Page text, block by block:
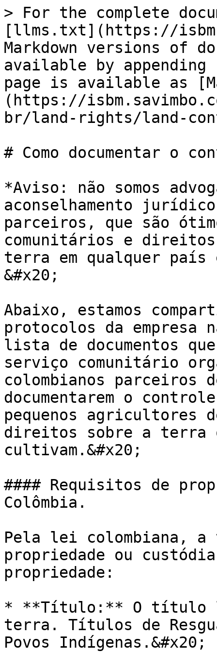
> For the complete
[llms.txt](https://
Markdown versions of
available by
page is available as
(https://
br/land-rights/land-
# Como documentar o
*Aviso: não somos
aconselhamento
parceiros, que são
comunitários e
terra em qualquer país
&#x20;
Abaixo, estamos
protocolos da empresa
lista de documentos
serviço comunitário
colombianos
documentarem o
pequenos agricultores
direitos sobre a terra
cultivam.&#x20;
#### Requisitos de
Colômbia.
Pela lei colombiana, a
propriedade ou
propriedade:
* **Título:** O título
terra. Títulos de
Povos Indígenas.&#x20;